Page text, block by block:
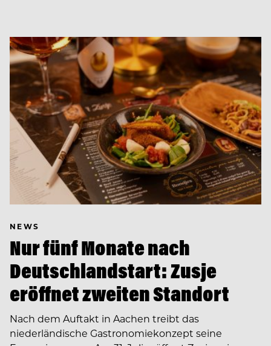
NEWS
Nur fünf Monate nach
Deutschlandstart: Zusje
eröffnet zweiten Standort
Nach dem Auftakt in Aachen treibt das
niederländische Gastronomiekonzept seine